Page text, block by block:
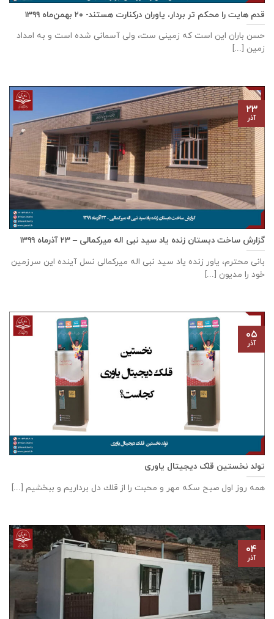
قدم هایت را محکم تر بردار، یاوران درکنارت هستند- ۲۰ بهمن‌ماه ۱۳۹۹
حسن باران این است که زمینی ست، ولی آسمانی شده است و به امداد
زمین [...]
گزارش ساخت دبستان زنده ياد سيد نبی اله ميركمالی – ۲۳ آذر‌ماه ۱۳۹۹
بانی محترم، یاور زنده ياد سيد نبی اله ميركمالی نسل آینده این سرزمین
خود را مدیون [...]
۲۳
آذر
تولد نخستین قلک دیجیتال یاوری
همه روز اول صبح سكه مهر و محبت را از قلك دل برداريم و ببخشيم [...]
۰۵
آذر
۰۴
آذر